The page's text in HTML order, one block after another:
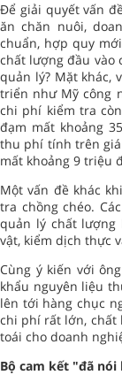
Để giải quyết vấn
ăn chăn nuôi,
chuẩn, hợp quy
chất lượng đầu vào
quản lý? Mặt khác,
triển như Mỹ công
chi phí kiểm tra
đạm mất khoảng
thu phí tính trên
mất khoảng 9 triệu
Một vấn đề khác
tra chồng chéo.
quản lý chất lượng
vật, kiểm dịch thực
Cùng ý kiến với
khẩu nguyên liệu
lên tới hàng chục
chi phí rất lớn, chất
toái cho doanh
Bộ cam kết "đã nói